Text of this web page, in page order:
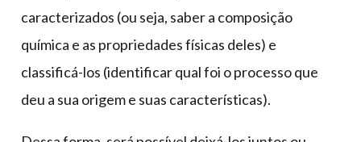
caracterizados (ou seja, saber a composição
química e as propriedades físicas deles) e
classificá-los (identificar qual foi o processo que
deu a sua origem e suas características).